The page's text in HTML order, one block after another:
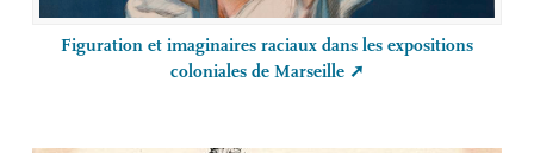
Figuration et imaginaires raciaux dans les expositions
coloniales de Marseille